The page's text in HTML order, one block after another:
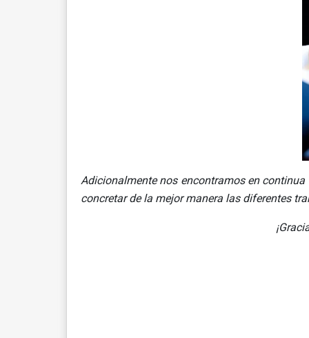
Adicionalmente nos encontramos en
concretar de la mejor manera las diferentes